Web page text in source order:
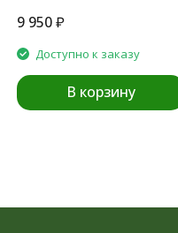
Каркас Фиберглас
9 950₽
Доступно к заказу
В корзину